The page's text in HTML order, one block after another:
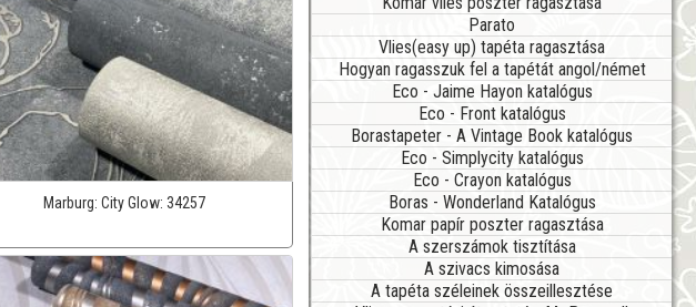
Marburg: City Glow: 34257
Parato
Vlies(easy up) tapéta ragasztása
Hogyan ragasszuk fel a tapétát angol/német
Eco - Jaime Hayon katalógus
Eco - Front katalógus
Borastapeter - A Vintage Book katalógus
Eco - Simplycity katalógus
Eco - Crayon katalógus
Boras - Wonderland Katalógus
Komar papír poszter ragasztása
A szerszámok tisztítása
A szivacs kimosása
A tapéta széleinek összeillesztése